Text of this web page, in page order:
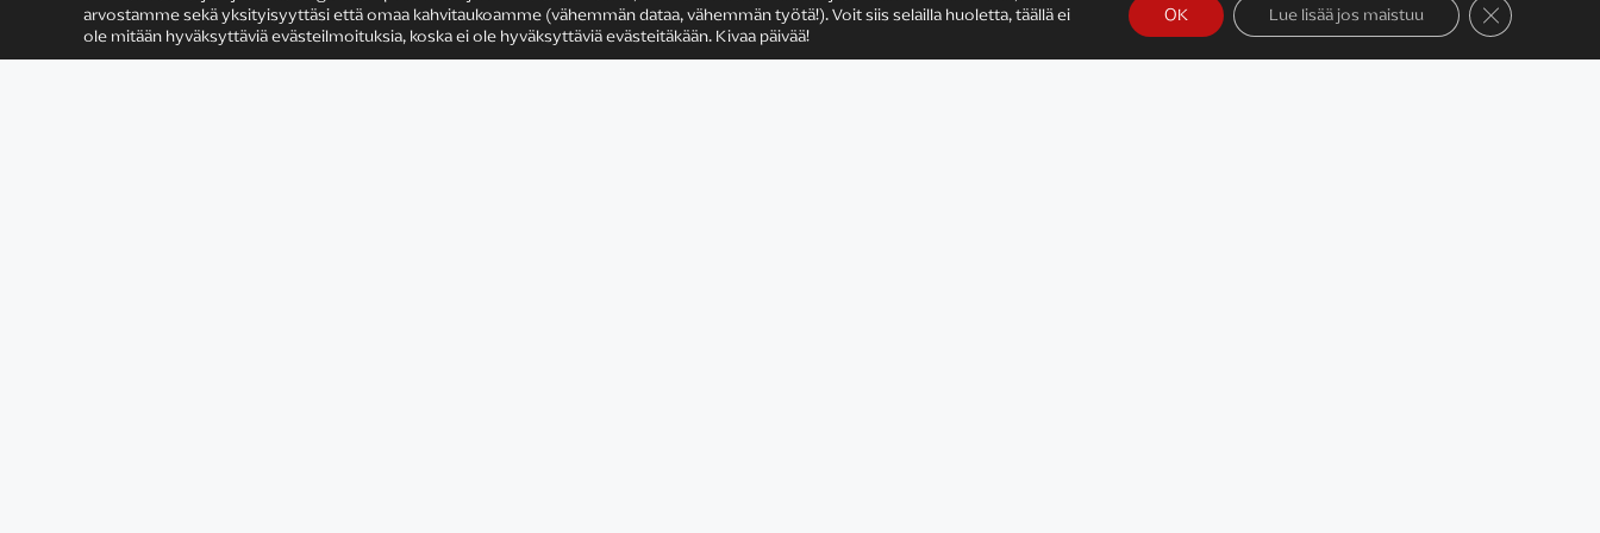
arvostamme sekä yksityisyyttäsi että omaa kahvitaukoamme (vähemmän dataa, vähemmän työtä!). Voit siis selailla huoletta, täällä ei
ole mitään hyväksyttäviä evästeilmoituksia, koska ei ole hyväksyttäviä evästeitäkään. Kivaa päivää!
OK Lue lisää jos maistuu Sulje